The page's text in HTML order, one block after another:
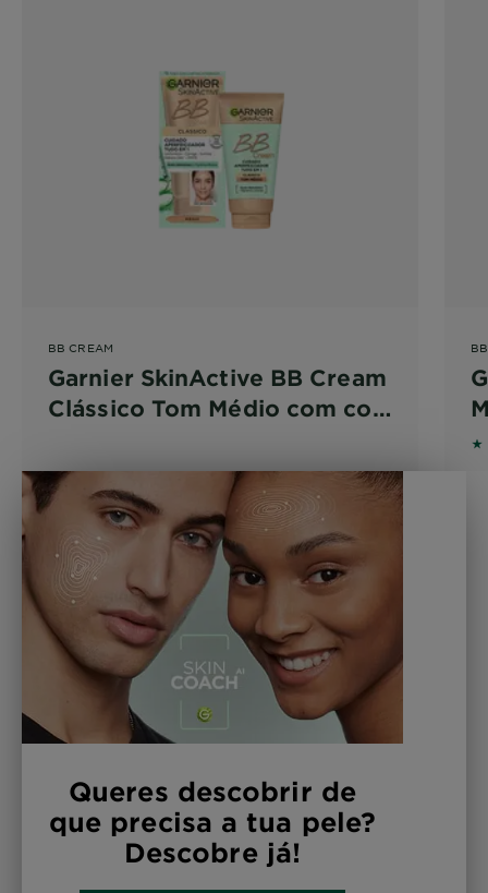
BB CREAM
Garnier SkinActive BB Cream
Clássico Tom Médio com cor
Queres descobrir de
que precisa a tua pele?
Descobre já!